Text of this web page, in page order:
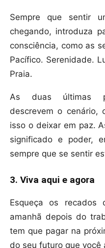
Sempre que sentir
chegando, introduza
consciência, como as
Pacífico. Serenidade.
Praia.
As duas últimas
descrevem o cenário,
isso o deixar em paz.
significado e poder,
sempre que se sentir
3. Viva aqui e agora
Esqueça os
amanhã depois do
tem que pagar na
do seu futuro que você